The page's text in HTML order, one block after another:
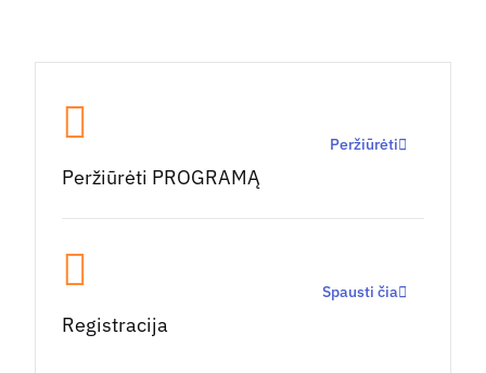
Peržiūrėti PROGRAMĄ
Peržiūrėti
Registracija
Spausti čia